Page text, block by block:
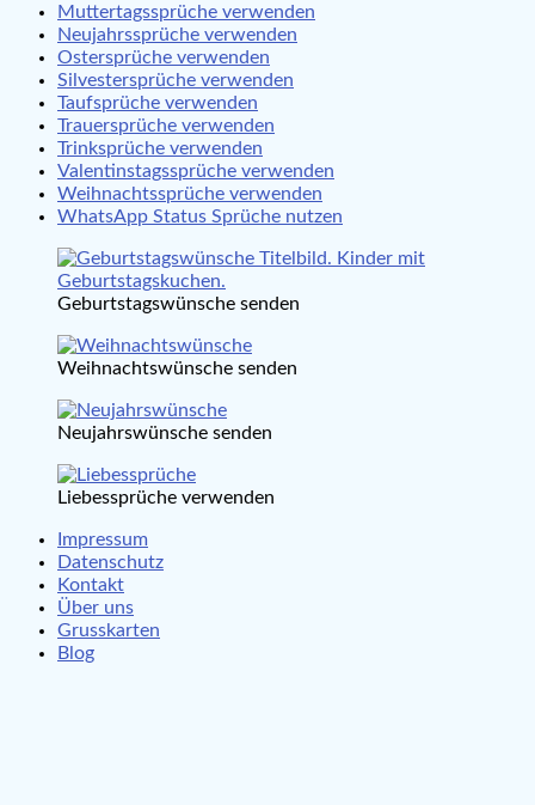
Muttertagssprüche verwenden
Neujahrssprüche verwenden
Ostersprüche verwenden
Silvestersprüche verwenden
Taufsprüche verwenden
Trauersprüche verwenden
Trinksprüche verwenden
Valentinstagssprüche verwenden
Weihnachtssprüche verwenden
WhatsApp Status Sprüche nutzen
Geburtstagswünsche senden
Weihnachtswünsche senden
Neujahrswünsche senden
Liebessprüche verwenden
Impressum
Datenschutz
Kontakt
Über uns
Grusskarten
Blog